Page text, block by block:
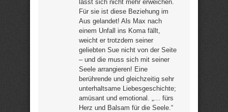
lässt sich nicht mehr erweichen.
Für sie ist diese Beziehung im
Aus gelandet! Als Max nach
einem Unfall ins Koma fällt,
weicht er trotzdem seiner
geliebten Sue nicht von der Seite
– und die muss sich mit seiner
Seele arrangieren! Eine
berührende und gleichzeitig sehr
unterhaltsame Liebesgeschichte;
amüsant und emotional. „… fürs
Herz und Balsam für die Seele.“